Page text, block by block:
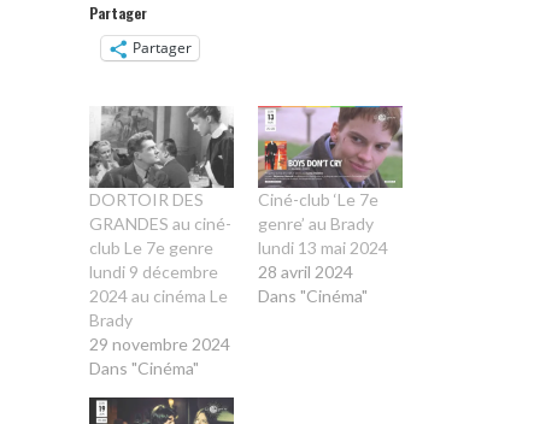
Partager
Partager
DORTOIR DES
GRANDES au ciné-
club Le 7e genre
lundi 9 décembre
2024 au cinéma Le
Brady
29 novembre 2024
Dans "Cinéma"
Ciné-club ‘Le 7e
genre’ au Brady
lundi 13 mai 2024
28 avril 2024
Dans "Cinéma"